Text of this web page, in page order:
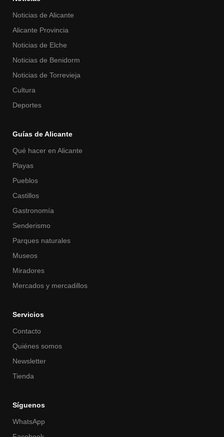
Noticias de Alicante
Alicante Provincia
Noticias de Elche
Noticias de Benidorm
Noticias de Torrevieja
Cultura
Deportes
Guías de Alicante
Qué hacer en Alicante
Playas
Pueblos
Castillos
Gastronomía
Senderismo
Parques naturales
Museos
Miradores
Mercados y mercadillos
Servicios
Contacto
Quiénes somos
Newsletter
Tienda
Síguenos
WhatsApp